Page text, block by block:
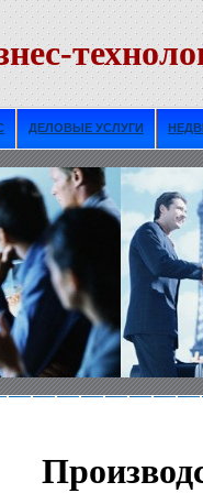
ДЕЛОВЫЕ УСЛУГИ